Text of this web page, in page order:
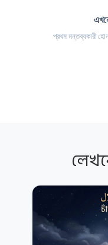
প্রথম মন্তব্যকারী